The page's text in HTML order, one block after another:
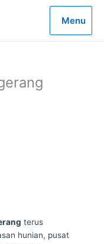
Menu
terus
hunian, pusat